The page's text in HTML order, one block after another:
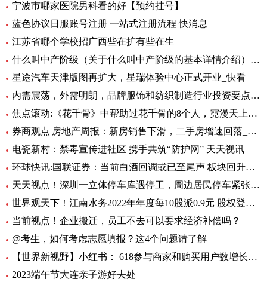
宁波市哪家医院男科看的好【预约挂号】
蓝色协议日服账号注册 一站式注册流程 快消息
江苏省哪个学校招广西些在扩有些在生
什么叫中产阶级（关于什么叫中产阶级的基本详情介绍） 天天观天下
星途汽车天津版图再扩大，星瑞体验中心正式开业_快看
内需震荡，外需明朗，品牌服饰和纺织制造行业投资要点汇总
焦点滚动:《花千骨》中帮助过花千骨的8个人，霓漫天上榜，第1为千骨而死
券商观点|房地产周报：新房销售下滑，二手房增速回落_当前播报
电瓷新村：禁毒宣传进社区 携手共筑“防护网” 天天视讯
环球快讯:国联证券：当前白酒回调或已至尾声 板块回升在即
天天视点！深圳一立体停车库遇停工，周边居民停车紧张，街道办回应
世界观天下！江南水务2022年年度每10股派0.9元 股权登记日为6月27日
当前视点！企业搬迁，员工不去可以要求经济补偿吗？
@考生，如何考虑志愿填报？这4个问题请了解
【世界新视野】小红书： 618参与商家和购买用户数增长超4倍
2023端午节大连亲子游好去处